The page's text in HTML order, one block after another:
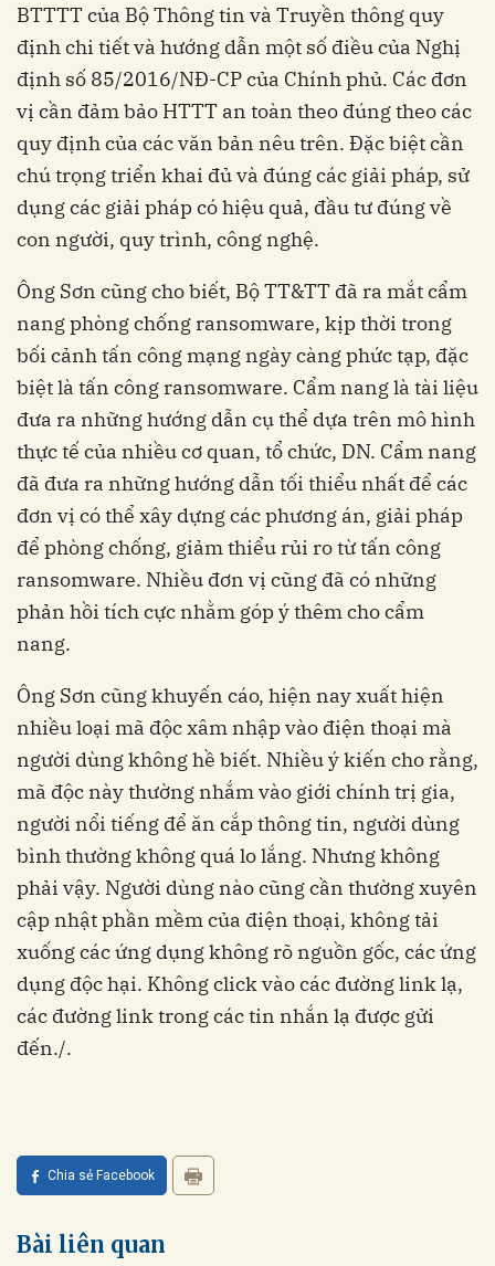
BTTTT của Bộ Thông tin và Truyền thông quy
định chi tiết và hướng dẫn một số điều của Nghị
định số 85/2016/NĐ-CP của Chính phủ. Các đơn
vị cần đảm bảo HTTT an toàn theo đúng theo các
quy định của các văn bản nêu trên. Đặc biệt cần
chú trọng triển khai đủ và đúng các giải pháp, sử
dụng các giải pháp có hiệu quả, đầu tư đúng về
con người, quy trình, công nghệ.
Ông Sơn cũng cho biết, Bộ TT&TT đã ra mắt cẩm
nang phòng chống ransomware, kịp thời trong
bối cảnh tấn công mạng ngày càng phức tạp, đặc
biệt là tấn công ransomware. Cẩm nang là tài liệu
đưa ra những hướng dẫn cụ thể dựa trên mô hình
thực tế của nhiều cơ quan, tổ chức, DN. Cẩm nang
đã đưa ra những hướng dẫn tối thiểu nhất để các
đơn vị có thể xây dựng các phương án, giải pháp
để phòng chống, giảm thiểu rủi ro từ tấn công
ransomware. Nhiều đơn vị cũng đã có những
phản hồi tích cực nhằm góp ý thêm cho cẩm
nang.
Ông Sơn cũng khuyến cáo, hiện nay xuất hiện
nhiều loại mã độc xâm nhập vào điện thoại mà
người dùng không hề biết. Nhiều ý kiến cho rằng,
mã độc này thường nhắm vào giới chính trị gia,
người nổi tiếng để ăn cắp thông tin, người dùng
bình thường không quá lo lắng. Nhưng không
phải vậy. Người dùng nào cũng cần thường xuyên
cập nhật phần mềm của điện thoại, không tải
xuống các ứng dụng không rõ nguồn gốc, các ứng
dụng độc hại. Không click vào các đường link lạ,
các đường link trong các tin nhắn lạ được gửi
đến./.
Chia sẻ Facebook
Bài liên quan